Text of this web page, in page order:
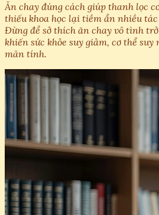
Ăn chay đúng cách giúp thanh lọc
thiếu khoa học lại tiềm ẩn nhiều
Đừng để sở thích ăn chay vô tình
khiến sức khỏe suy giảm, cơ thể suy
mãn tính.